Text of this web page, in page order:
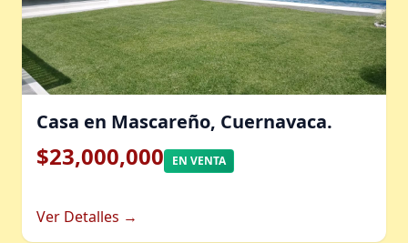
Casa en Mascareño, Cuernavaca.
$23,000,000 EN VENTA
Ver Detalles →